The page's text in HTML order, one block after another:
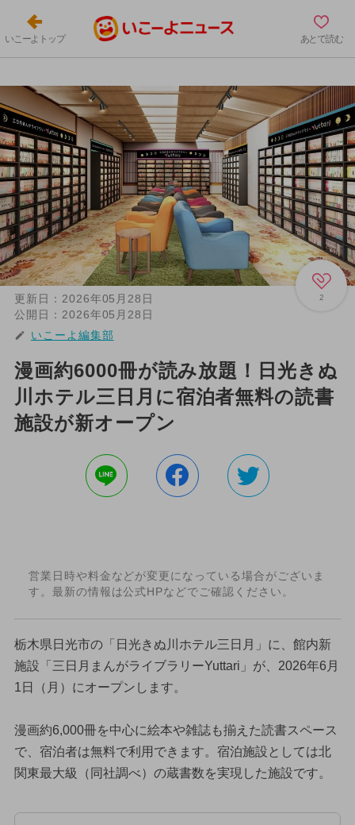
いこーよトップ あとで読む
2
更新日： 2026年05月28日
公開日： 2026年05月28日
いこーよ編集部
漫画約6000冊が読み放題！日光きぬ
川ホテル三日月に宿泊者無料の読書
施設が新オープン
営業日時や料金などが変更になっている場合がございま
す。最新の情報は公式HPなどでご確認ください。
栃木県日光市の「日光きぬ川ホテル三日月」に、館内新
施設「三日月まんがライブラリーYuttari」が、2026年6月
1日（月）にオープンします。
漫画約6,000冊を中心に絵本や雑誌も揃えた読書スペース
で、宿泊者は無料で利用できます。宿泊施設としては北
関東最大級（同社調べ）の蔵書数を実現した施設です。